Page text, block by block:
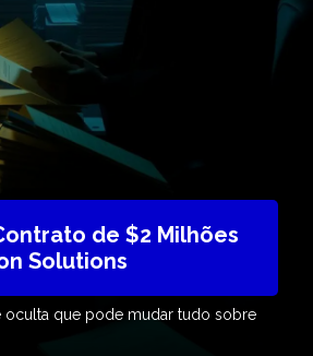
de $2 Milhões
Solutions
oculta que pode mudar tudo sobre